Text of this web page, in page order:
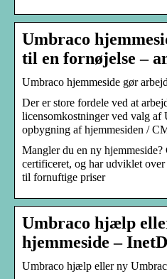
Umbraco
til en fornøjelse –
Umbraco hjemmeside gør
Der er store fordele ved at
licensomkostninger ved valg
opbygning af hjemmesiden /
Mangler du en ny
certificeret, og har udviklet
til fornuftige priser
Umbraco hjælp
hjemmeside –
Umbraco hjælp eller ny